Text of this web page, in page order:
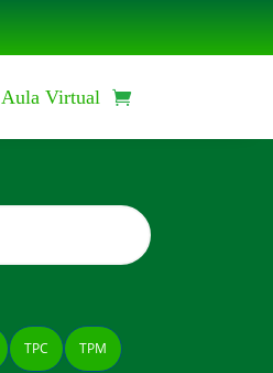
Aula Virtual
TPC TPM